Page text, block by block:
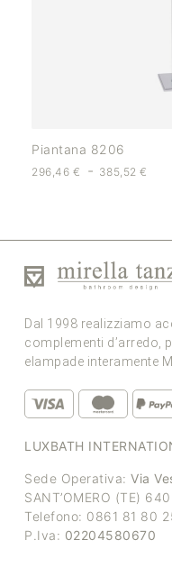
Piantana 8206
296,46 € - 385,52€
Dal 1998 realizziamo
complementi d’arredo,
elampade interamente
LUXBATH
Sede Operativa: Via
SANT’OMERO (TE)
Telefono: 0861 81 80
P.Iva: 02204580670